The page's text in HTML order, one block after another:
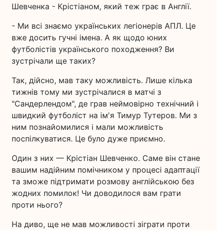
Шевченка - Крістіаном, який теж грає в Англії.
- Ми всі знаємо українських легіонерів АПЛ. Це
вже досить гучні імена. А як щодо юних
футболістів українського походження? Ви
зустрічали ще таких?
Так, дійсно, мав таку можливість. Лише кілька
тижнів тому ми зустрічалися в матчі з
"Сандерлендом", де грав неймовірно технічний і
швидкий футболіст на ім'я Тимур Тутеров. Ми з
ним познайомилися і мали можливість
поспілкуватися. Це було дуже приємно.
Один з них — Крістіан Шевченко. Саме він стане
вашим надійним помічником у процесі адаптації
та зможе підтримати розмову англійською без
жодних помилок! Чи доводилося вам грати
проти нього?
На диво, ще не мав можливості зіграти проти